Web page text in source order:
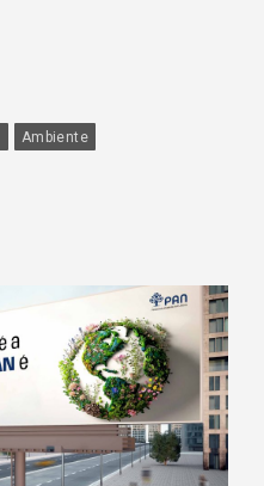
Ambiente